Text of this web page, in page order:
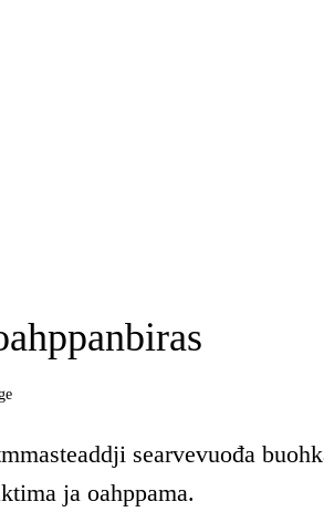
searvevuođa
ja oahppama.